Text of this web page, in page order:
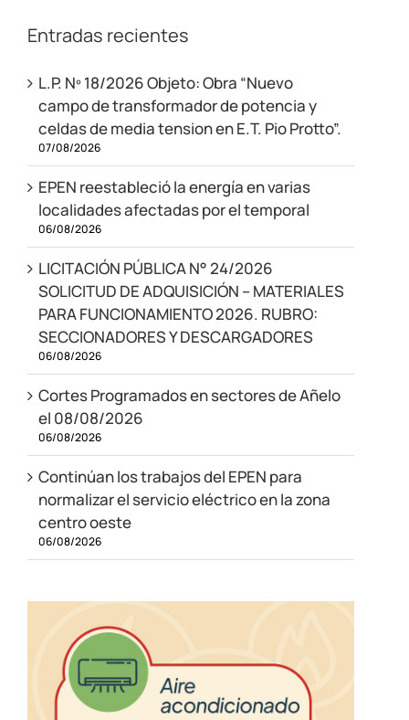
Entradas recientes
L.P. Nº 18/2026 Objeto: Obra “Nuevo
campo de transformador de potencia y
celdas de media tension en E.T. Pio Protto”.
07/08/2026
EPEN reestableció la energía en varias
localidades afectadas por el temporal
06/08/2026
LICITACIÓN PÚBLICA N° 24/2026
SOLICITUD DE ADQUISICIÓN – MATERIALES
PARA FUNCIONAMIENTO 2026. RUBRO:
SECCIONADORES Y DESCARGADORES
06/08/2026
Cortes Programados en sectores de Añelo
el 08/08/2026
06/08/2026
Continúan los trabajos del EPEN para
normalizar el servicio eléctrico en la zona
centro oeste
06/08/2026